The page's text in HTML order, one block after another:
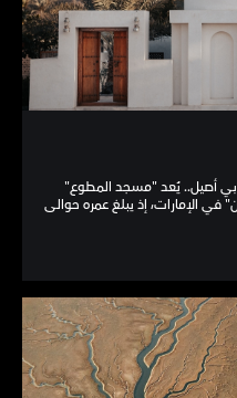
أصيل.. يُعد "مسجد المطوع"
في الإمارات، إذ يبلغ عمره حوالى